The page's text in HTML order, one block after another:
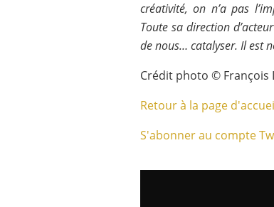
créativité, on n’a pas
Toute sa direction
de nous… catalyser. Il est
Crédit photo © François
Retour à la page
S'abonner au compte